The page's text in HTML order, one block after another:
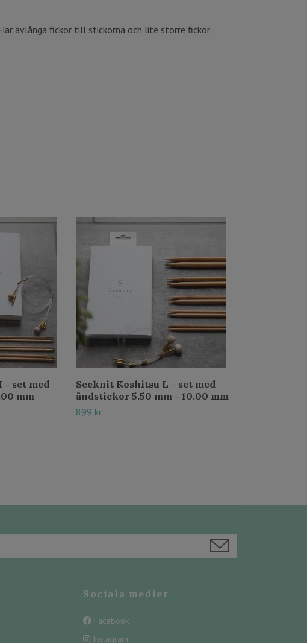
avlånga fickor till stickorna och lite större fickor
- set med
mm
Seeknit Koshitsu L - set med
ändstickor 5.50 mm - 10.00 mm
899 kr
Sociala medier
Facebook
Instagram